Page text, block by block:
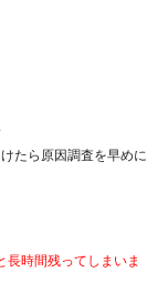
たら原因調査を早めに
長時間残ってしまいま